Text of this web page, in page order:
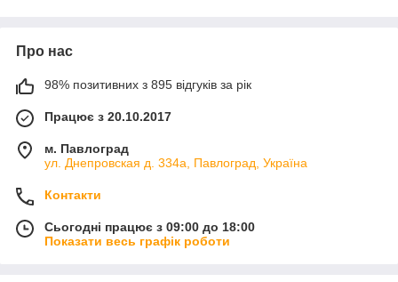
Про нас
98% позитивних з 895 відгуків за рік
Працює з 20.10.2017
м. Павлоград
ул. Днепровская д. 334а, Павлоград, Україна
Контакти
Сьогодні працює з 09:00 до 18:00
Показати весь графік роботи